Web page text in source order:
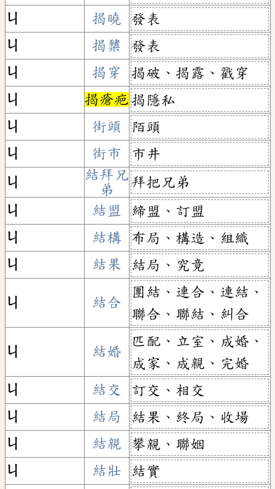
ㄐ
揭曉
發表
ㄐ
揭櫫
發表
ㄐ
揭穿
揭破、揭露、戳穿
ㄐ
揭瘡疤 揭隱私
ㄐ
街頭
陌頭
ㄐ
街市
市井
ㄐ
結拜兄
弟
拜把兄弟
ㄐ
結盟
締盟、訂盟
ㄐ
結構
布局、構造、組織
ㄐ
結果 結局、究竟
ㄐ 結合
團結、連合、連結、
聯合、聯結、糾合
ㄐ 結婚
匹配、立室、成婚、
成家、成親、完婚
ㄐ
結交
訂交、相交
ㄐ
結局
結果、終局、收場
ㄐ
結親
攀親、聯姻
ㄐ
結壯
結實